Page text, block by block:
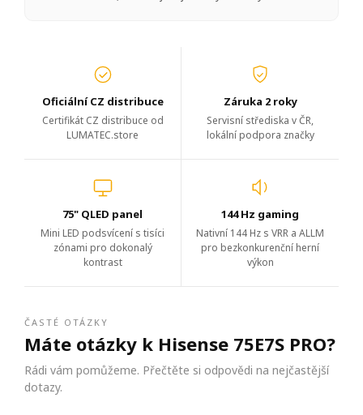
Oficiální CZ distribuce
Certifikát CZ distribuce od
LUMATEC.store
Záruka 2 roky
Servisní střediska v ČR,
lokální podpora značky
75" QLED panel
Mini LED podsvícení s tisíci
zónami pro dokonalý
kontrast
144 Hz gaming
Nativní 144 Hz s VRR a ALLM
pro bezkonkurenční herní
výkon
ČASTÉ OTÁZKY
Máte otázky k Hisense 75E7S PRO?
Rádi vám pomůžeme. Přečtěte si odpovědi na nejčastější
dotazy.